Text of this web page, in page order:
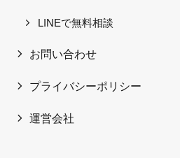
LINEで無料相談
お問い合わせ
プライバシーポリシー
運営会社